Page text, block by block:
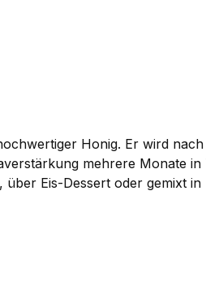
Honig. Er wird
mehrere Monate in
Eis-Dessert oder gemixt